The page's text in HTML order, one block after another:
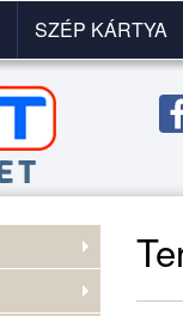
SZÉP KÁRTYA